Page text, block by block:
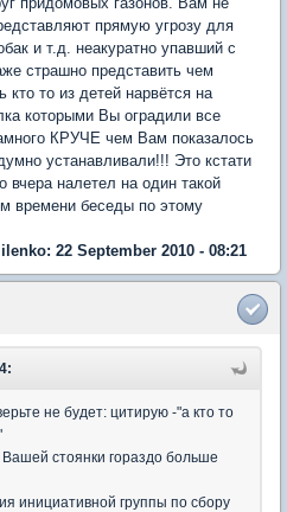
прямую угрозу для
и т.д. неакуратно упавший с
страшно представить чем
то из детей нарвётся на
которыми Вы оградили все
КРУЧЕ чем Вам показалось
устанавливали!!! Это кстати
вчера налетел на один такой
времени беседы по этому
22 September 2010 - 08:21
не будет: цитирую -"а кто то
Вашей стоянки гораздо больше
инициативной группы по сбору